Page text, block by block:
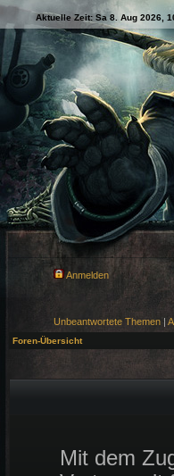
Aktuelle Zeit: Sa 8. Aug 2026,
Anmelden
Unbeantwortete Themen |
Foren-Übersicht
Mit dem